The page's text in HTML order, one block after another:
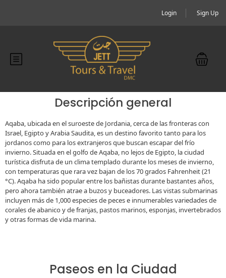
Login Sign Up
Descripción general
Aqaba, ubicada en el suroeste de Jordania, cerca de las fronteras con
Israel, Egipto y Arabia Saudita, es un destino favorito tanto para los
jordanos como para los extranjeros que buscan escapar del frío
invierno. Situada en el golfo de Aqaba, no lejos de Egipto, la ciudad
turística disfruta de un clima templado durante los meses de invierno,
con temperaturas que rara vez bajan de los 70 grados Fahrenheit (21
°C). Aqaba ha sido popular entre los bañistas durante bastantes años,
pero ahora también atrae a buzos y buceadores. Las vistas submarinas
incluyen más de 1,000 especies de peces e innumerables variedades de
corales de abanico y de franjas, pastos marinos, esponjas, invertebrados
y otras formas de vida marina.
Paseos en la Ciudad